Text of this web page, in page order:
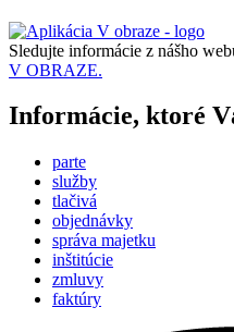
Sledujte informácie z nášho
V OBRAZE.
Informácie, ktoré
parte
služby
tlačivá
objednávky
správa majetku
inštitúcie
zmluvy
faktúry